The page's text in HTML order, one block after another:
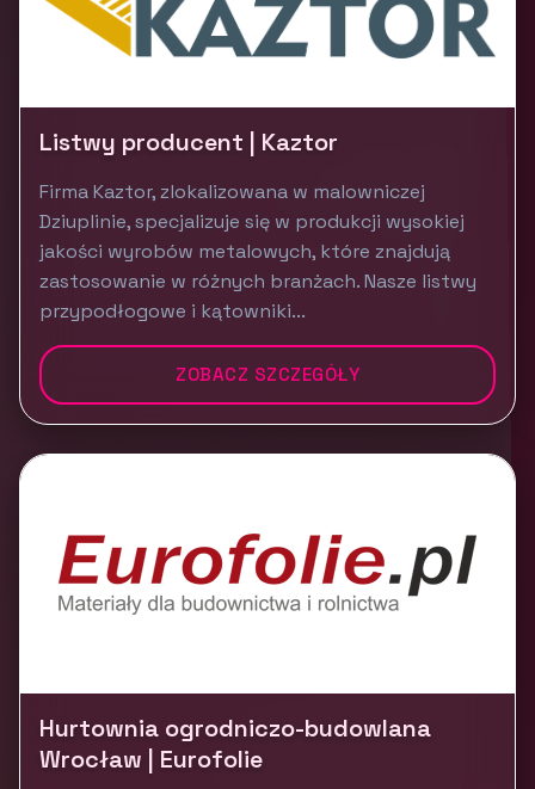
Listwy producent | Kaztor
Firma Kaztor, zlokalizowana w malowniczej
Dziuplinie, specjalizuje się w produkcji wysokiej
jakości wyrobów metalowych, które znajdują
zastosowanie w różnych branżach. Nasze listwy
przypodłogowe i kątowniki...
ZOBACZ SZCZEGÓŁY
Hurtownia ogrodniczo-budowlana
Wrocław | Eurofolie